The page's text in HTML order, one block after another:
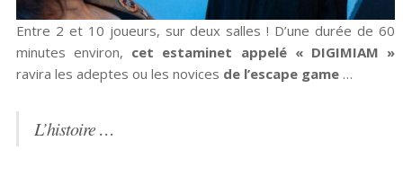
Entre 2 et 10 joueurs, sur deux salles ! D’une durée de 60
minutes environ, cet estaminet appelé « DIGIMIAM »
ravira les adeptes ou les novices de l’escape game…
L’histoire …